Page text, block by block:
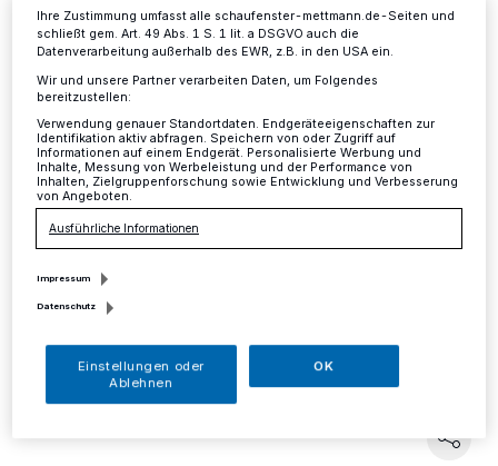
Webinar
Was kann ein Catering-Unternehmen tun, das durch
Corona-bedingte Absagen von Messen und großen
Events mit deutlichen Auftrags- und Umsatzeinbußen
konfrontiert ist? Bekomme ich Unterstützung, wenn
Quarantänemaßnahmen für den Betrieb angeordnet
werden? Wie kann ein Unternehmen reagieren, wenn
Arbeitnehmerinnen und Arbeitnehmer wegen Schul-
oder Kitaschließung ihre Kinder zu Hause betreuen
müssen?
12.03.2020 , 14:15 Uhr Eine Minute Lesezeit
Ihre Zustimmung umfasst alle schaufenster-mettmann.de-Seiten und
schließt gem. Art. 49 Abs. 1 S. 1 lit. a DSGVO auch die
Datenverarbeitung außerhalb des EWR, z.B. in den USA ein.
Wir und unsere Partner verarbeiten Daten, um Folgendes
bereitzustellen:
Verwendung genauer Standortdaten. Endgeräteeigenschaften zur
Identifikation aktiv abfragen. Speichern von oder Zugriff auf
Informationen auf einem Endgerät. Personalisierte Werbung und
Inhalte, Messung von Werbeleistung und der Performance von
Inhalten, Zielgruppenforschung sowie Entwicklung und Verbesserung
von Angeboten.
Ausführliche Informationen
Impressum
Datenschutz
Einstellungen oder
Ablehnen
OK